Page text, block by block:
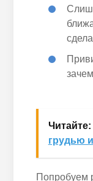
Читайте:
грудью
Попробуем